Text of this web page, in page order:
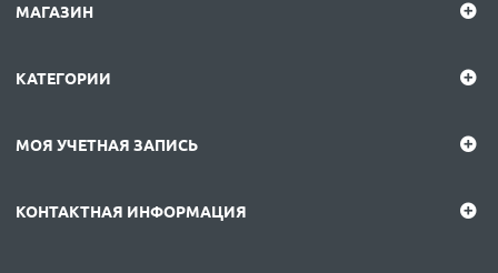
МАГАЗИН
КАТЕГОРИИ
МОЯ УЧЕТНАЯ ЗАПИСЬ
КОНТАКТНАЯ ИНФОРМАЦИЯ